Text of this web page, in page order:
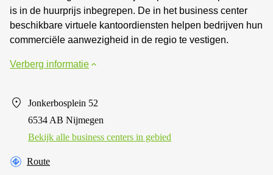
is in de huurprijs inbegrepen. De in het business center
beschikbare virtuele kantoordiensten helpen bedrijven hun
commerciële aanwezigheid in de regio te vestigen.
Verberg informatie
Jonkerbosplein 52
6534 AB Nijmegen
Bekijk alle business centers in gebied
Route